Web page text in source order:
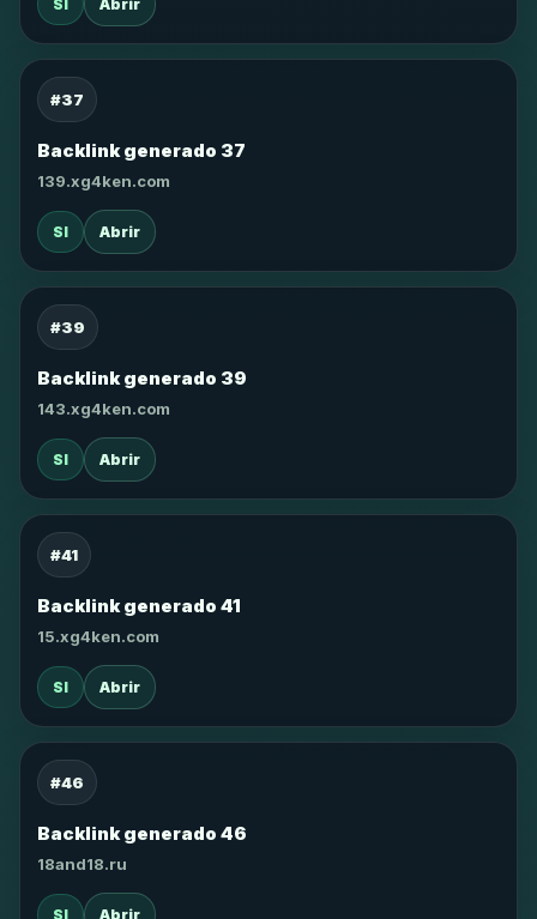
SI Abrir
#37
Backlink generado 37
139.xg4ken.com
SI Abrir
#39
Backlink generado 39
143.xg4ken.com
SI Abrir
#41
Backlink generado 41
15.xg4ken.com
SI Abrir
#46
Backlink generado 46
18and18.ru
SI Abrir